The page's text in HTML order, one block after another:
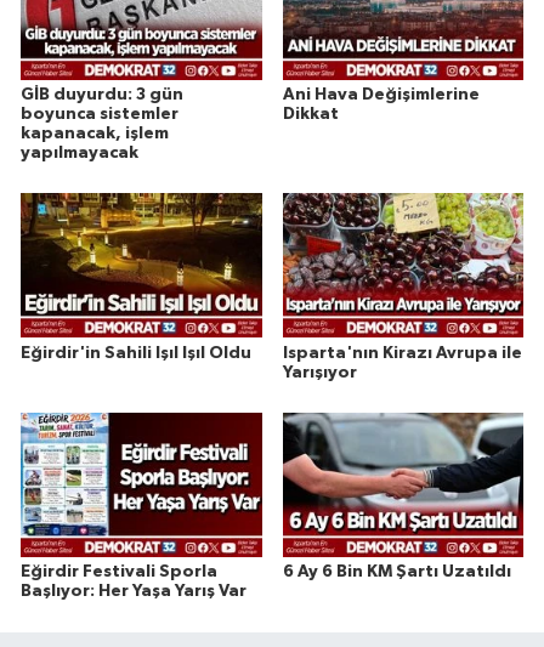
GİB duyurdu: 3 gün
boyunca sistemler
kapanacak, işlem
yapılmayacak
Ani Hava Değişimlerine
Dikkat
Eğirdir'in Sahili Işıl Işıl Oldu
Isparta'nın Kirazı Avrupa ile
Yarışıyor
Eğirdir Festivali Sporla
Başlıyor: Her Yaşa Yarış Var
6 Ay 6 Bin KM Şartı Uzatıldı